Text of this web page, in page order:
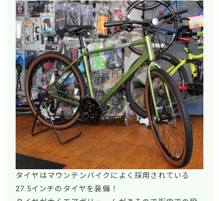
タイヤはマウンテンバイクによく採用されている
27.5インチのタイヤを装備！